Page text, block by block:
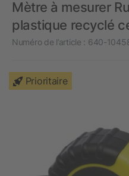
Mètre à mesurer
plastique recyclé
Numéro de l’article : 640-
Prioritaire